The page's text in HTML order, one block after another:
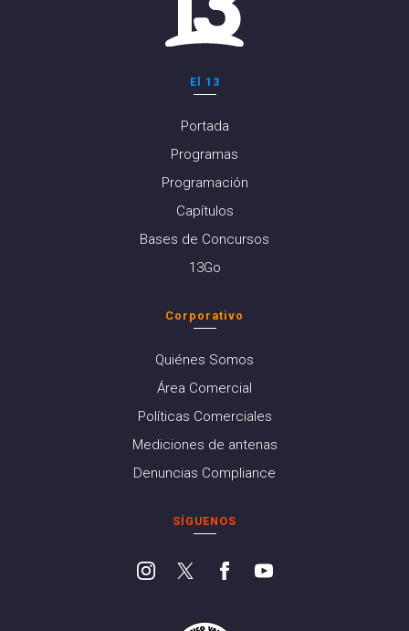
El 13
Portada
Programas
Programación
Capítulos
Bases de Concursos
13Go
Corporativo
Quiénes Somos
Área Comercial
Políticas Comerciales
Mediciones de antenas
Denuncias Compliance
SÍGUENOS